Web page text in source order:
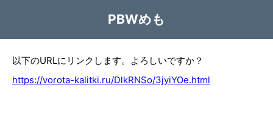
PBWめも
以下のURLにリンクします。よろしいですか？
https://vorota-kalitki.ru/DlkRNSo/3jyiYOe.html